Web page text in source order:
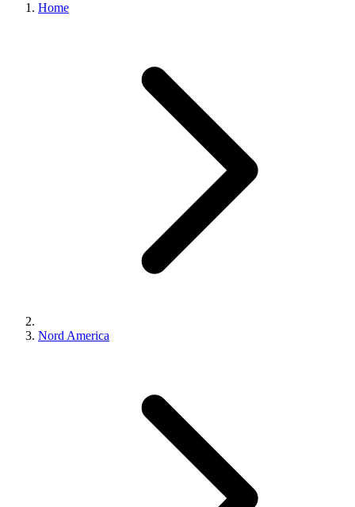
Home
Nord America